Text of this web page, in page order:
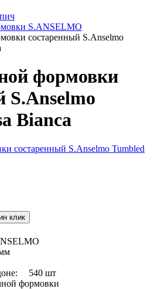
S.ANSELMO
состаренный S.Anselmo
формовки
S.Anselmo
Bianca
клик
540 шт
формовки